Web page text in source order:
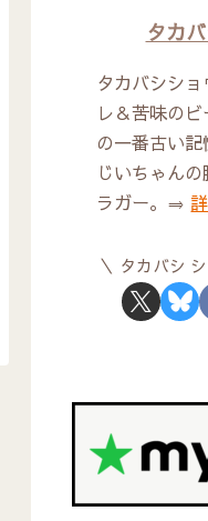
タカ
タカバシシ
レ＆苦味の
の一番古い
じいちゃん
ラガー。⇒
タカバシ